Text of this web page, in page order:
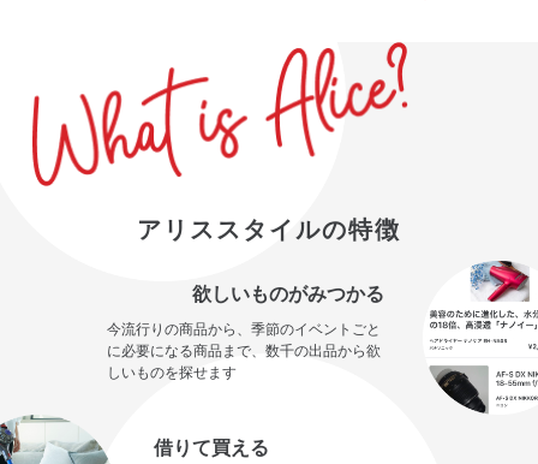
アリススタイルの特徴
欲しいものがみつかる
今流行りの商品から、季節のイベントごと
に必要になる商品まで、数千の出品から欲
しいものを探せます
借りて買える